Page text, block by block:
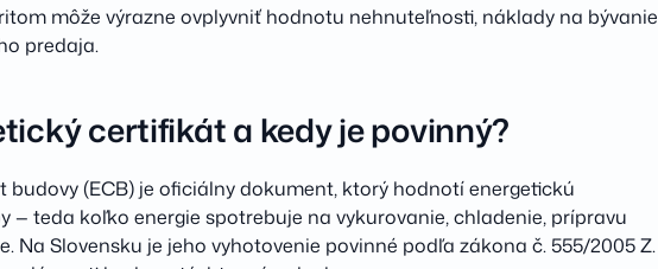
môže výrazne ovplyvniť hodnotu nehnuteľnosti, náklady na bývanie
predaja.
certifikát a kedy je povinný?
budovy (ECB) je oficiálny dokument, ktorý hodnotí energetickú
— teda koľko energie spotrebuje na vykurovanie, chladenie, prípravu
Na Slovensku je jeho vyhotovenie povinné podľa zákona č. 555/2005 Z.